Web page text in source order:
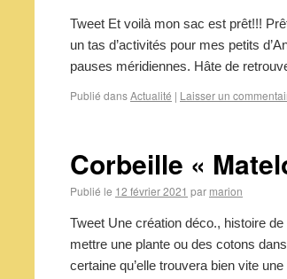
Tweet Et voilà mon sac est prêt!!!
un tas d’activités pour mes petits
pauses méridiennes. Hâte de
Publié dansActualité | Laisser un
Corbeille «
Publié le 12 février 2021 par marion
Tweet Une création déco., histoire
mettre une plante ou des cotons
certaine qu’elle trouvera bien vite